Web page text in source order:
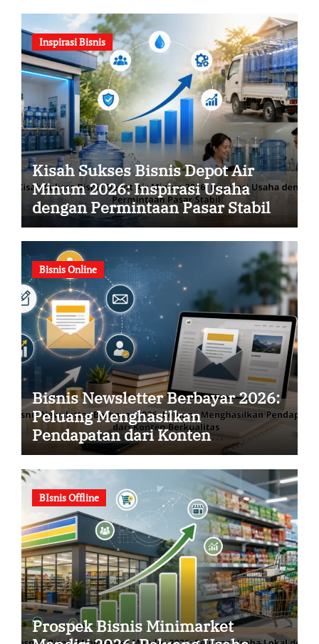
Inspirasi Bisnis
Kisah Sukses Bisnis Depot Air
Minum 2026: Inspirasi Usaha
dengan Permintaan Pasar Stabil
Bisnis Online
Bisnis Newsletter Berbayar 2026:
Peluang Menghasilkan
Pendapatan dari Konten
Berkualitas
BIsnis Offline
Prospek Bisnis Minimarket